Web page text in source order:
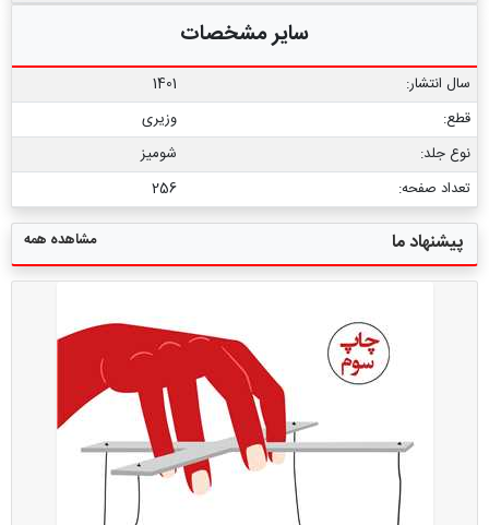
سایر مشخصات
سال انتشار:
1401
قطع:
وزیری
نوع جلد:
شومیز
تعداد صفحه:
256
پیشنهاد ما مشاهده همه